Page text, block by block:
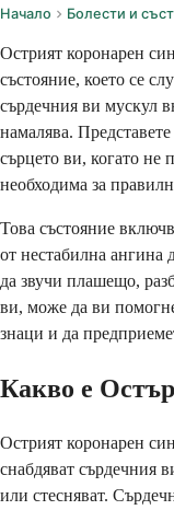
Начало Болести и
Острият коронарен
състояние, което се
сърдечния ви мускул
намалява.
сърцето ви, когато не
необходима за
Това състояние
от нестабилна
да звучи плашещо,
ви, може да ви
знаци и да
Какво е
Острият коронарен
снабдяват сърдечния
или стесняват.